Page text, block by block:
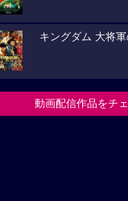
キングダム 大将
動画配信作品をチ